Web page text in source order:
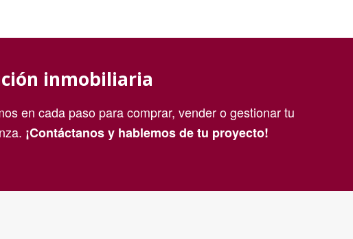
inmobiliaria
en cada paso para comprar, vender o gestionar tu
¡Contáctanos y hablemos de tu proyecto!